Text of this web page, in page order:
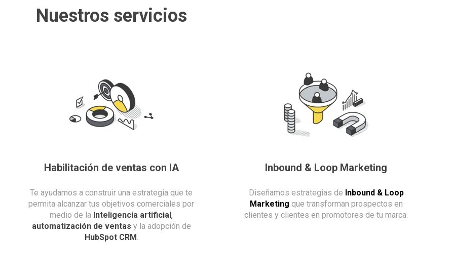
Nuestros servicios
Habilitación de ventas con IA
Te ayudamos a construir una estrategia que te
permita alcanzar tus objetivos comerciales por
medio de la Inteligencia artificial,
automatización de ventas y la adopción de
HubSpot CRM.
Inbound & Loop Marketing
Diseñamos estrategias de Inbound & Loop
Marketing que transforman prospectos en
clientes y clientes en promotores de tu marca.